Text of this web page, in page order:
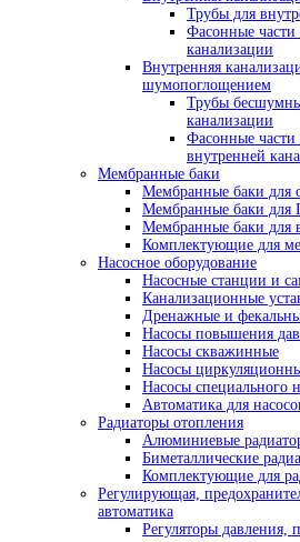
Трубы для
Фасонные
канализации
Внутренняя
шумопоглощением
Трубы
канализации
Фасонные
внутренней
Мембранные баки
Мембранные баки для
Мембранные баки для
Мембранные баки для
Комплектующие для
Насосное оборудование
Насосные станции и
Канализационные
Дренажные и
Насосы повышения
Насосы скважинные
Насосы
Насосы специального
Автоматика для
Радиаторы отопления
Алюминиевые
Биметаллические
Комплектующие для
Регулирующая,
автоматика
Регуляторы давления,